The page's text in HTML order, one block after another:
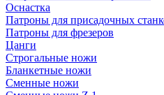
Оснастка
Патроны для присадочных
Патроны для фрезеров
Цанги
Строгальные ножи
Бланкетные ножи
Сменные ножи